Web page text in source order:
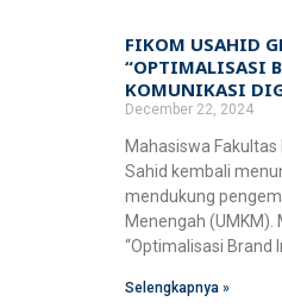
Teknologi Pangan
Sekolah Pascasarjana
Doktoral Ilmu Komunikasi
Magister Ilmu Komunikasi
Magister Manajemen
Magister Hukum
Magister Manajemen
ALUMNI
daftar@usahid.ac.id
humas@usahid.ac.id
Mon - Fri: 9:00 - 18:30
FIKOM USAHID
“OPTIMALISASI
KOMUNIKASI
December 22, 2024
Mahasiswa
Sahid kembali
mendukung
Menengah
“Optimalisasi Brand
Selengkapnya »